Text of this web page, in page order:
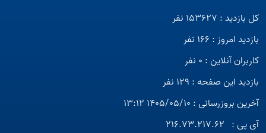
کل بازدید : 153627 نفر
بازدید امروز : 166 نفر
کاربران آنلاین : 0 نفر
بازدید این صفحه : 129 نفر
آخرین بروزرسانی : 1405/05/10 13:12
آی پی : 216.73.217.62